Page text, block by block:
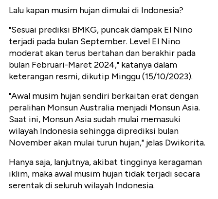
Lalu kapan musim hujan dimulai di Indonesia?
"Sesuai prediksi BMKG, puncak dampak El Nino
terjadi pada bulan September. Level El Nino
moderat akan terus bertahan dan berakhir pada
bulan Februari-Maret 2024," katanya dalam
keterangan resmi, dikutip Minggu (15/10/2023).
"Awal musim hujan sendiri berkaitan erat dengan
peralihan Monsun Australia menjadi Monsun Asia.
Saat ini, Monsun Asia sudah mulai memasuki
wilayah Indonesia sehingga diprediksi bulan
November akan mulai turun hujan," jelas Dwikorita.
Hanya saja, lanjutnya, akibat tingginya keragaman
iklim, maka awal musim hujan tidak terjadi secara
serentak di seluruh wilayah Indonesia.